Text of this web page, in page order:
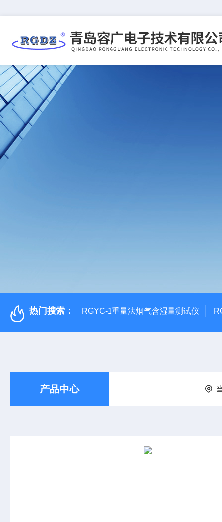
热门搜索： RGYC-1重量法烟气含湿量测试仪
产品中心